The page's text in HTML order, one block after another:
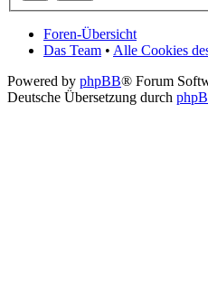
Foren-Übersicht
Das Team • Alle Cookies
Powered by phpBB® Forum
Deutsche Übersetzung durch